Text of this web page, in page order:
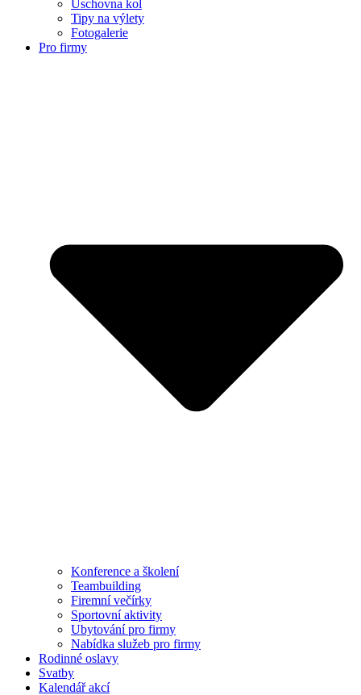
Úschovna kol
Tipy na výlety
Fotogalerie
Pro firmy
Konference a školení
Teambuilding
Firemní večírky
Sportovní aktivity
Ubytování pro firmy
Nabídka služeb pro firmy
Rodinné oslavy
Svatby
Kalendář akcí